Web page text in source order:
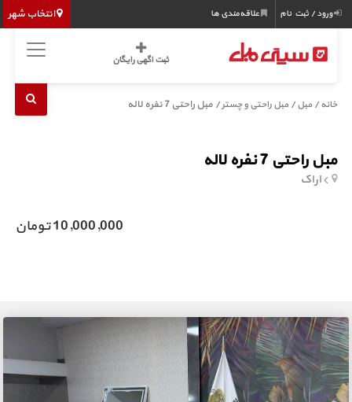
انتخاب شهر ورود / ثبت نام علاقه‌مندی ها
ثبت اگهی رایگان
خانه /مبل/مبل راحتی و چستر/ مبل راحتی 7 نفره لاله
مبل راحتی 7 نفره لاله
اراک
10,000,000 تومان